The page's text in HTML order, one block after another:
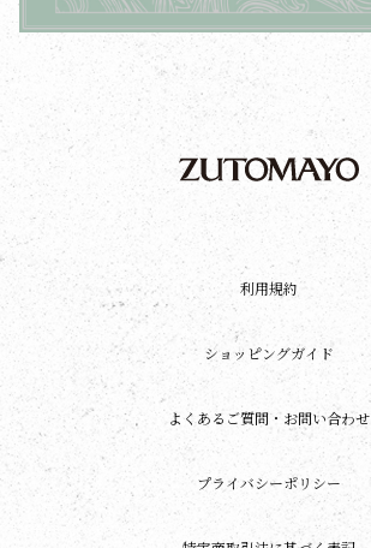
利用規約
ショッピングガイド
よくあるご質問・お問い合わせ
プライバシーポリシー